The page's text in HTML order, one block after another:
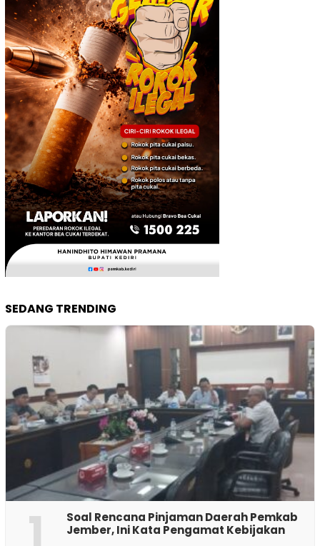
SEDANG TRENDING
1
‎Soal Rencana Pinjaman Daerah Pemkab
Jember, Ini Kata Pengamat Kebijakan ‎